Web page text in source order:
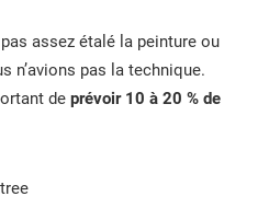
assez étalé la peinture ou
n’avions pas la technique.
de prévoir 10 à 20 % de